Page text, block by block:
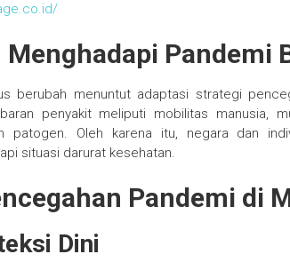
Pandemi
berubah menuntut adaptasi strategi
penyakit meliputi mobilitas manusia,
patogen. Oleh karena itu, negara dan
situasi darurat kesehatan.
Pandemi di
Dini